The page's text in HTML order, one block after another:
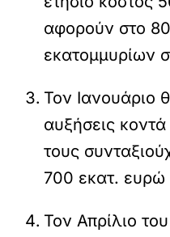
αφορούν στο
εκατομμυρίων
Τον Ιανουάριο
αυξήσεις
τους
700 εκατ. ευρώ
Τον Απρίλιο